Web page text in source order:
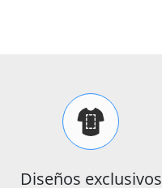
Diseños exclusivos